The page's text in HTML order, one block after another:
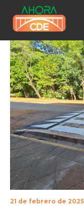
21 de febrero de 2025